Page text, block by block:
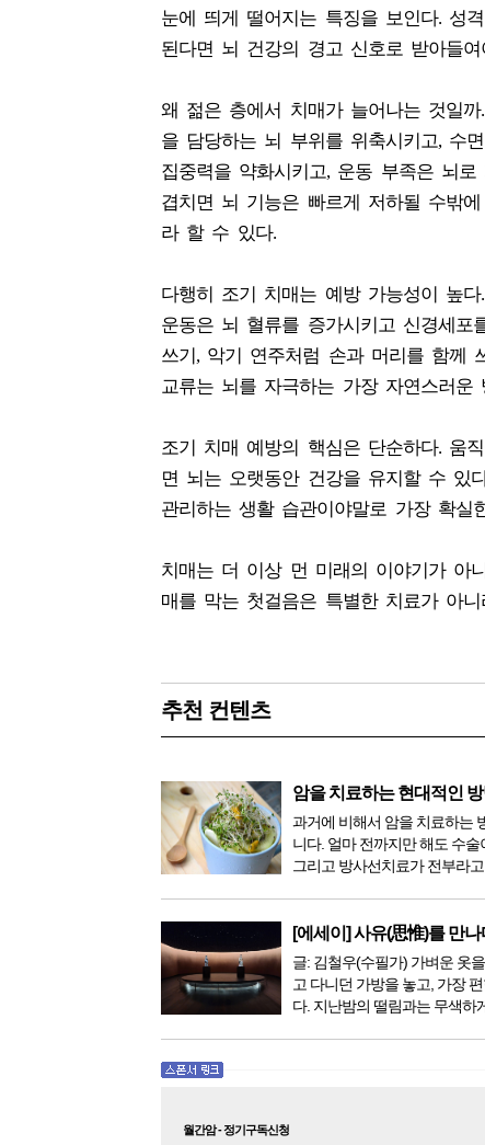
눈에 띄게 떨어지는 특징을 보인다. 성
된다면 뇌 건강의 경고 신호로 받아들여
왜 젊은 층에서 치매가 늘어나는 것일
을 담당하는 뇌 부위를 위축시키고, 수
집중력을 약화시키고, 운동 부족은 뇌
겹치면 뇌 기능은 빠르게 저하될 수밖
라 할 수 있다.
다행히 조기 치매는 예방 가능성이 높
운동은 뇌 혈류를 증가시키고 신경세
쓰기, 악기 연주처럼 손과 머리를 함께
교류는 뇌를 자극하는 가장 자연스러운
조기 치매 예방의 핵심은 단순하다. 움
면 뇌는 오랫동안 건강을 유지할 수 있
관리하는 생활 습관이야말로 가장 확실
치매는 더 이상 먼 미래의 이야기가 아
매를 막는 첫걸음은 특별한 치료가 아
추천 컨텐츠
암을 치료하는 현대적인 방
과거에 비해서 암을 치료하는
니다. 얼마 전까지만 해도 수술
그리고 방사선치료가 전부라고
료기가 들어오면서 암을 치료
더 추가되었습니다. 중입...
[에세이] 사유(思惟)를 만나
글: 김철우(수필가) 가벼운 옷
고 다니던 가방을 놓고, 가장
다. 지난밤의 떨림과는 무색하
월간암 - 정기구독신청